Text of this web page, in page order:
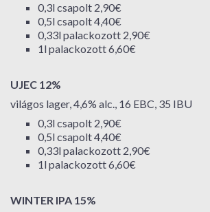
0,3l csapolt 2,90€
0,5l csapolt 4,40€
0,33l palackozott 2,90€
1l palackozott 6,60€
UJEC 12%
világos lager, 4,6% alc., 16 EBC, 35 IBU
0,3l csapolt 2,90€
0,5l csapolt 4,40€
0,33l palackozott 2,90€
1l palackozott 6,60€
WINTER IPA 15%